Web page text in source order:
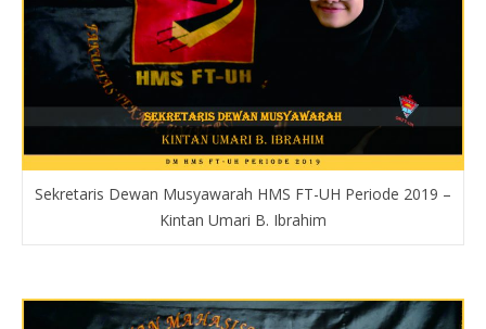
Sekretaris Dewan Musyawarah HMS FT-UH Periode 2019 –
Kintan Umari B. Ibrahim